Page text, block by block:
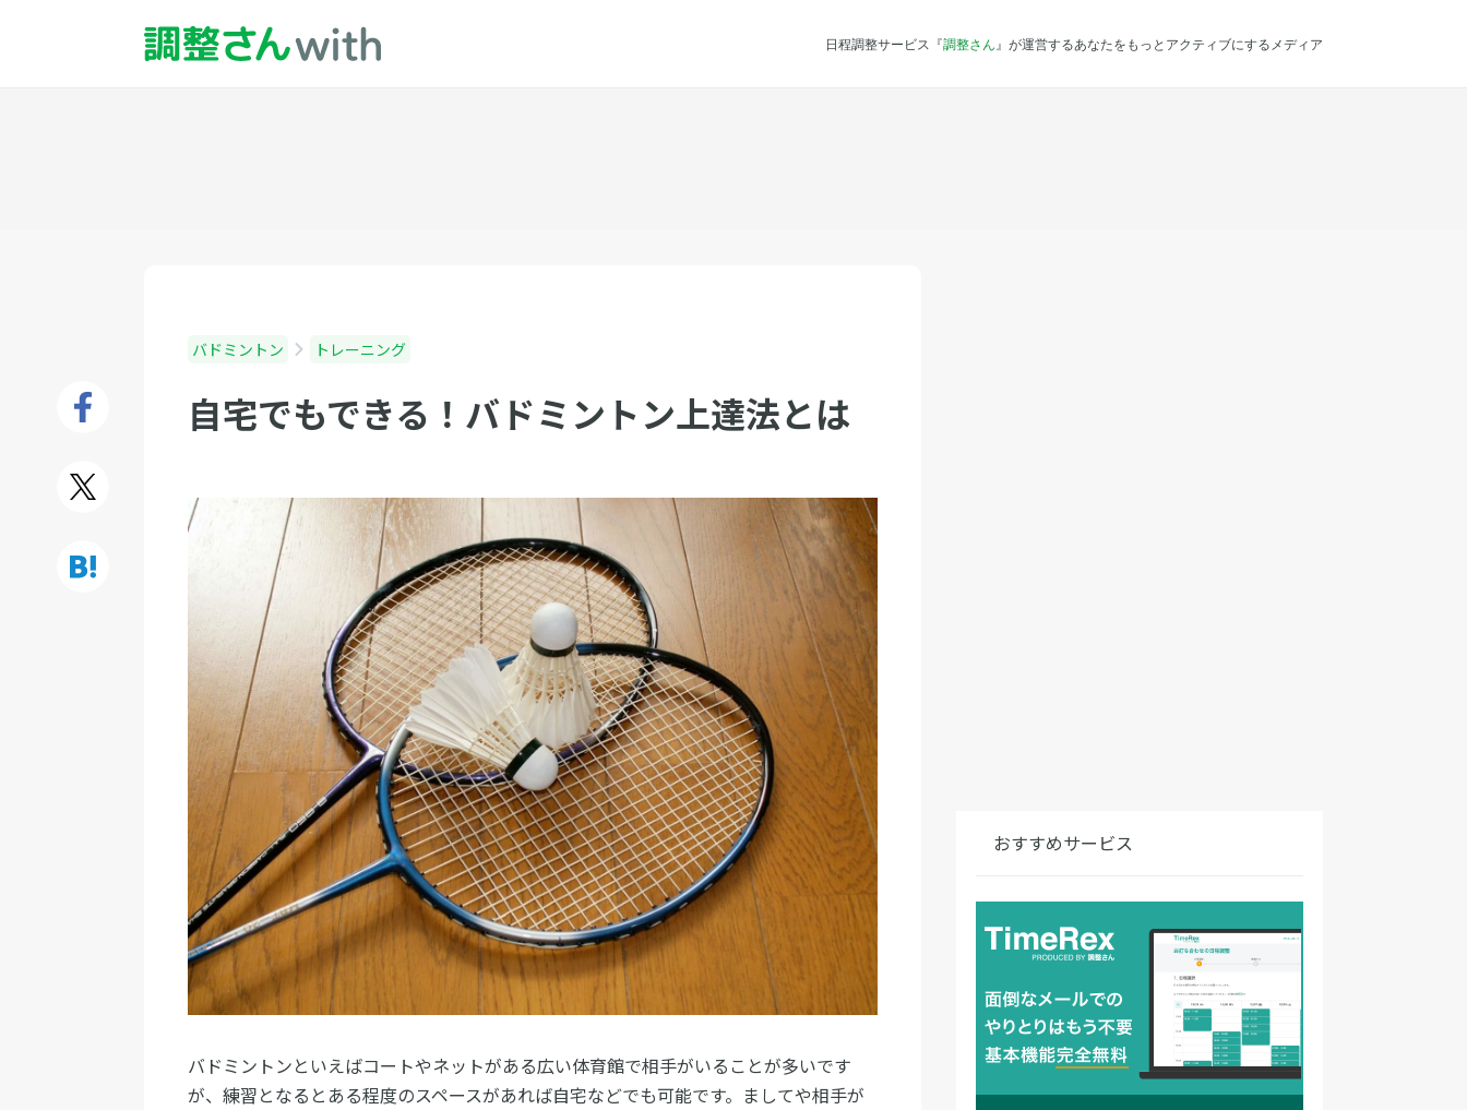
日程調整サービス『調整さん 』が運営するあなたをもっとアクティブにするメディア
バドミントン トレーニング
自宅でもできる！バドミントン上達法とは
バドミントンといえばコートやネットがある広い体育館で相手がいることが多いです
が、練習となるとある程度のスペースがあれば自宅などでも可能です。ましてや相手が
おすすめサービス